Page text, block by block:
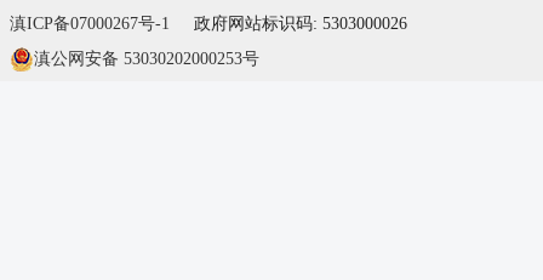
滇ICP备07000267号-1
政府网站标识码: 5303000026
滇公网安备 53030202000253号